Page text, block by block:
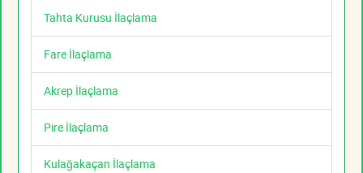
Tahta Kurusu İlaçlama
Fare İlaçlama
Akrep İlaçlama
Pire İlaçlama
Kulağakaçan İlaçlama